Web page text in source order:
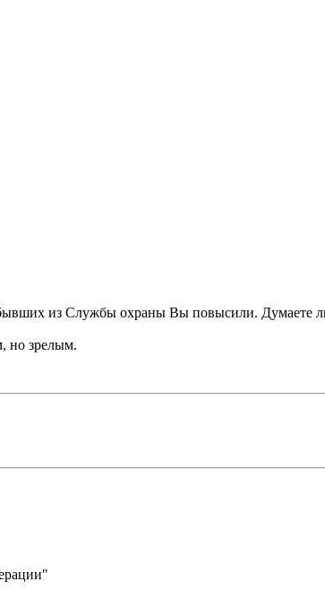
из Службы охраны Вы повысили. Думаете
но зрелым.